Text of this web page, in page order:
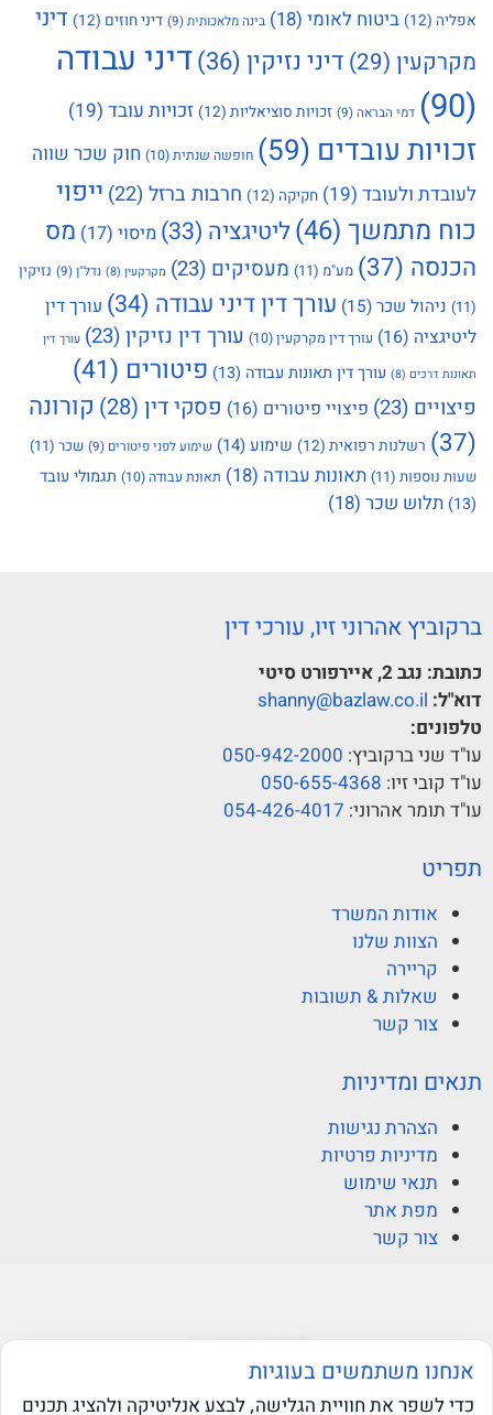
אפליה (12) ביטוח לאומי (18) בינה מלאכותית(9) דיני חוזים (12)
דיני
מקרקעין (29) דיני נזיקין (36)
דיני עבודה
(90)
דמי הבראה(9) זכויות סוציאליות (12) זכויות עובד (19)
זכויות עובדים (59) חופשה שנתית(10)
חוק שכר שווה
לעובדת ולעובד (19) חקיקה (12) חרבות ברזל (22)
ייפוי
כוח מתמשך (46) ליטיגציה (33) מיסוי (17)
מס
הכנסה (37) מע"מ (11) מעסיקים (23) מקרקעין (8) נדל"ן(9)
נזיקין
(11)
ניהול שכר(15) עורך דין דיני עבודה (34)
עורך דין
ליטיגציה (16) עורך דין מקרקעין(10) עורך דין נזיקין(23) עורך דין
תאונות דרכים (8) עורך דין תאונות עבודה (13) פיטורים (41)
פיצויים (23) פיצויי פיטורים (16) פסקי דין (28)
קורונה
(37)
רשלנות רפואית (12) שימוע(14) שימוע לפני פיטורים (9) שכר (11)
שעות נוספות (11) תאונות עבודה (18) תאונת עבודה (10)
תגמולי עובד
(13)
תלוש שכר (18)
ברקוביץ אהרוני זיו, עורכי דין
כתובת: נגב 2, איירפורט סיטי
דוא"ל: shanny@bazlaw.co.il
טלפונים:
עו"ד שני ברקוביץ: 050-942-2000
עו"ד קובי זיו: 050-655-4368
עו"ד תומר אהרוני: 054-426-4017
תפריט
אודות המשרד
הצוות שלנו
קריירה
שאלות & תשובות
צור קשר
תנאים ומדיניות
הצהרת נגישות
מדיניות פרטיות
תנאי שימוש
מפת אתר
צור קשר
© ברקוביץ אהרוני זיו
אנחנו משתמשים בעוגיות
כדי לשפר את חוויית הגלישה, לבצע אנליטיקה ולהציג תכנים